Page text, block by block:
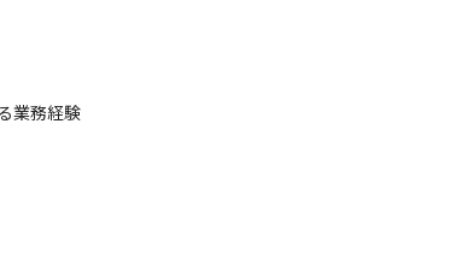
業務経験